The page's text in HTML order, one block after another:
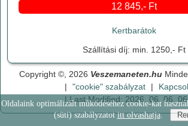
12 845,- Ft
Kertbarátok
Szállítási díj: min. 1250,- Ft
Oldalaink optimálizált működéséhez cookie-kat
(süti) szabályzatotitt olvashatja.
Copyright ©, 2026 Veszemaneten.hu
|
"cookie" szabályzat |
| Last Modified: 2026. 06. 06.